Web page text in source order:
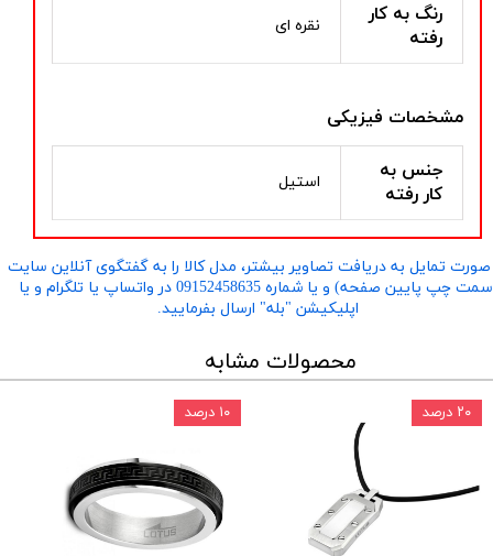
رنگ به کار
رفته
نقره ای
مشخصات فیزیکی
جنس به
کار رفته
استیل
تمایل به دریافت تصاویر بیشتر، مدل کالا را به گفتگوی آنلاین سایت
​​​​​​​(سمت چپ پایین صفحه) و یا شماره 09152458635 در واتساپ یا تلگرام و یا
اپلیکیشن "بله" ارسال بفرمایید.
محصولات مشابه
۲۰ درصد ۱۰ درصد